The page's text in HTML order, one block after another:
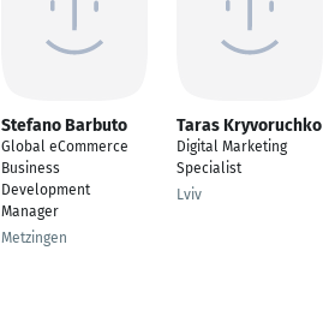
Stefano Barbuto
Global eCommerce
Business
Development
Manager
Metzingen
Taras Kryvoruchko
Digital Marketing
Specialist
Lviv